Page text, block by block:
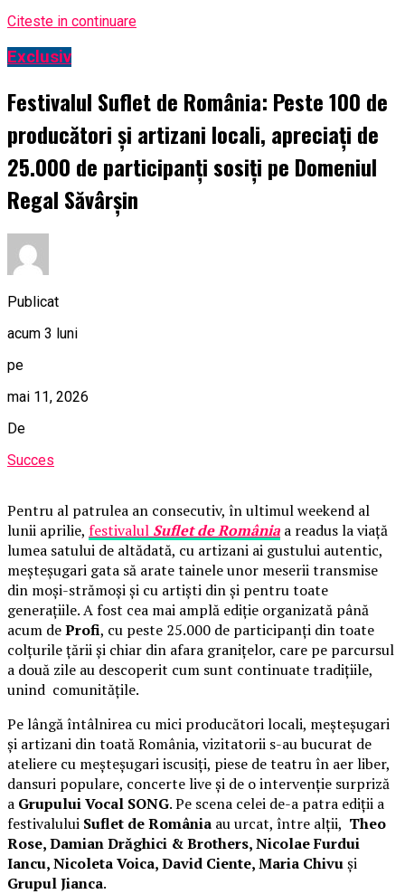
Citeste in continuare
Exclusiv
Festivalul Suflet de România: Peste 100 de
producători și artizani locali, apreciați de
25.000 de participanți sosiți pe Domeniul
Regal Săvârșin
Publicat
acum 3 luni
pe
mai 11, 2026
De
Succes
Pentru al patrulea an consecutiv, în ultimul weekend al
lunii aprilie, festivalul Suflet de România a readus la viață
lumea satului de altădată, cu artizani ai gustului autentic,
meșteșugari gata să arate tainele unor meserii transmise
din moși-strămoși și cu artiști din și pentru toate
generațiile. A fost cea mai amplă ediție organizată până
acum deProfi, cu peste 25.000 de participanți din toate
colțurile țării și chiar din afara granițelor, care pe parcursul
a două zile au descoperit cum sunt continuate tradițiile,
unind comunitățile.
Pe lângă întâlnirea cu mici producători locali, meșteșugari
și artizani din toată România, vizitatorii s-au bucurat de
ateliere cu meșteșugari iscusiți, piese de teatru în aer liber,
dansuri populare, concerte live și de o intervenție surpriză
a Grupului Vocal SONG. Pe scena celei de-a patra ediții a
festivalului Suflet de România au urcat, între alții, Theo
Rose, Damian Drăghici & Brothers, Nicolae Furdui
Iancu, Nicoleta Voica, David Ciente, Maria Chivuși
Grupul Jianca.